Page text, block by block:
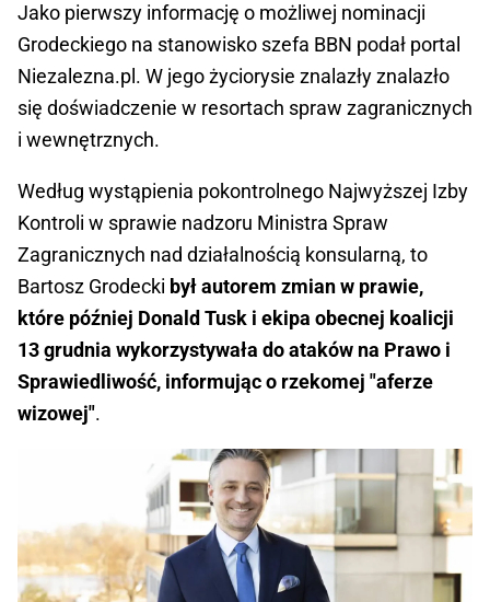
Jako pierwszy informację o możliwej nominacji
Grodeckiego na stanowisko szefa BBN podał portal
Niezalezna.pl. W jego życiorysie znalazły znalazło
się doświadczenie w resortach spraw zagranicznych
i wewnętrznych.
Według wystąpienia pokontrolnego Najwyższej Izby
Kontroli w sprawie nadzoru Ministra Spraw
Zagranicznych nad działalnością konsularną, to
Bartosz Grodecki był autorem zmian w prawie,
które później Donald Tusk i ekipa obecnej koalicji
13 grudnia wykorzystywała do ataków na Prawo i
Sprawiedliwość, informując o rzekomej "aferze
wizowej".